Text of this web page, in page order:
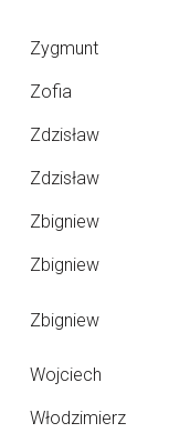
Zygmunt
Zofia
Zdzisław
Zdzisław
Zbigniew
Zbigniew
Zbigniew
Wojciech
Włodzimierz